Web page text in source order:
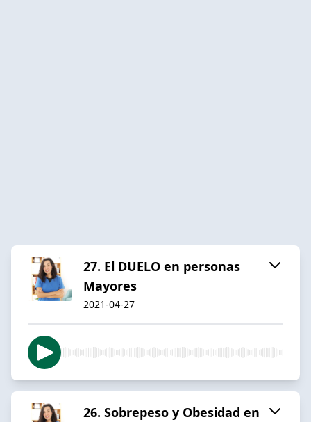
27. El DUELO en personas
Mayores
2021-04-27
26. Sobrepeso y Obesidad en